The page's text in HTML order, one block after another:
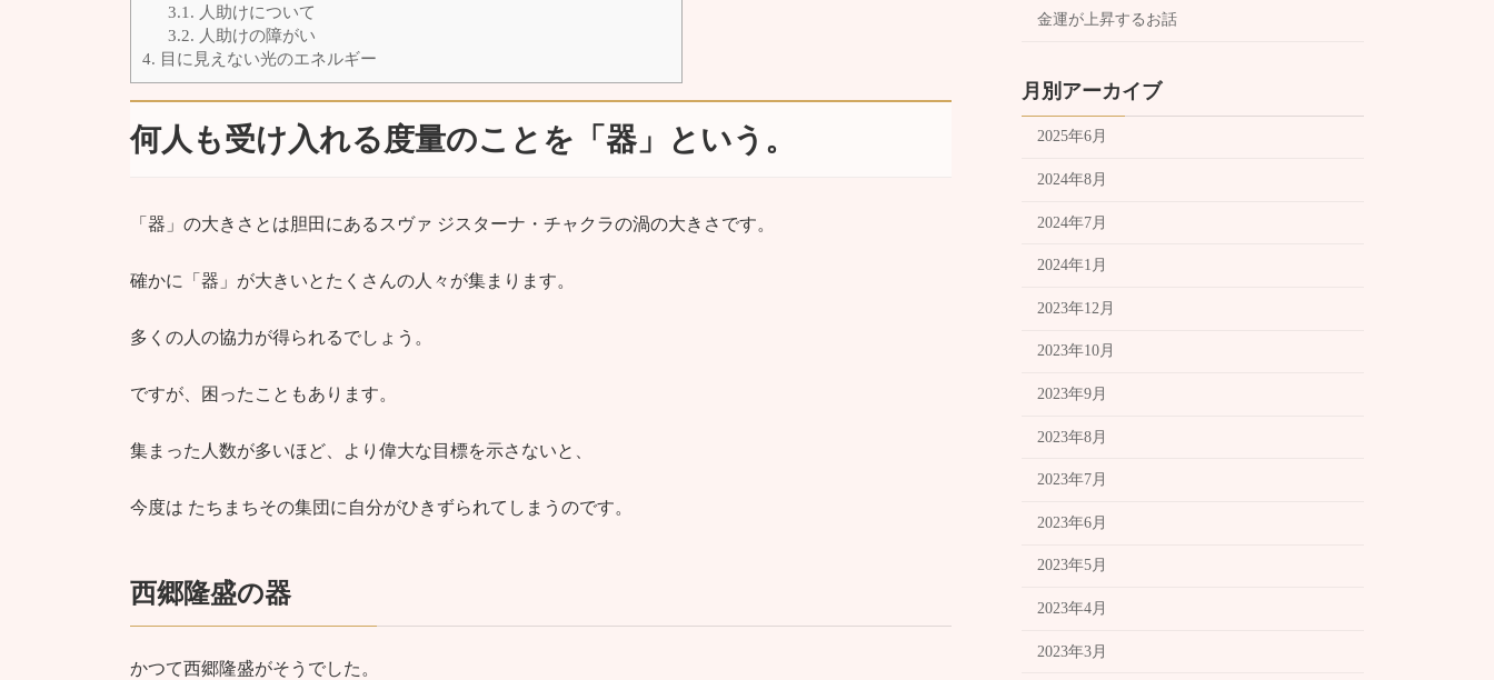
3.1. 人助けについて
3.2. 人助けの障がい
4. 目に見えない光のエネルギー
何人も受け入れる度量のことを「器」という。
「器」の大きさとは胆田にあるスヴァ ジスターナ・チャクラの渦の大きさです。
確かに「器」が大きいとたくさんの人々が集まります。
多くの人の協力が得られるでしょう。
ですが、困ったこともあります。
集まった人数が多いほど、より偉大な目標を示さないと、
今度は たちまちその集団に自分がひきずられてしまうのです。
西郷隆盛の器
かつて西郷隆盛がそうでした。
金運が上昇するお話
月別アーカイブ
2025年6月
2024年8月
2024年7月
2024年1月
2023年12月
2023年10月
2023年9月
2023年8月
2023年7月
2023年6月
2023年5月
2023年4月
2023年3月